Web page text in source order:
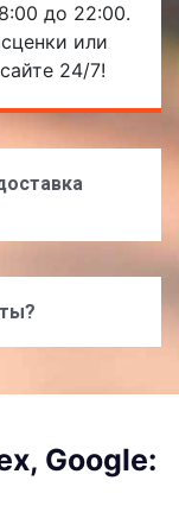
до 22:00.
или
24/7!
Google: